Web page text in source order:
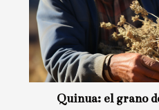
Quinua: el grano